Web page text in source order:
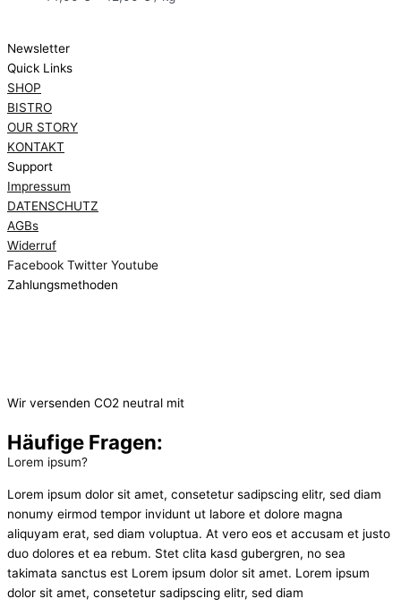
Newsletter
Quick Links
SHOP
BISTRO
OUR STORY
KONTAKT
Support
Impressum
DATENSCHUTZ
AGBs
Widerruf
Facebook Twitter Youtube
Zahlungsmethoden
Wir versenden CO2 neutral mit
Häufige Fragen:
Lorem ipsum?
Lorem ipsum dolor sit amet, consetetur sadipscing elitr, sed diam
nonumy eirmod tempor invidunt ut labore et dolore magna
aliquyam erat, sed diam voluptua. At vero eos et accusam et justo
duo dolores et ea rebum. Stet clita kasd gubergren, no sea
takimata sanctus est Lorem ipsum dolor sit amet. Lorem ipsum
dolor sit amet, consetetur sadipscing elitr, sed diam